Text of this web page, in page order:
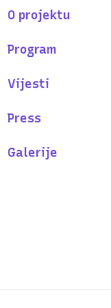
O projektu
Program
Vijesti
Press
Galerije